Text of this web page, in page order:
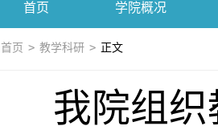
首页 学院概况
首页 > 教学科研 > 正文
我院组